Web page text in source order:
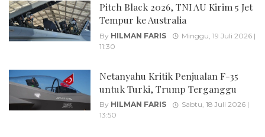
Pitch Black 2026, TNI AU Kirim 5 Jet
Tempur ke Australia
By HILMAN FARIS
Minggu, 19 Juli 2026 |
11:30
Netanyahu Kritik Penjualan F-35
untuk Turki, Trump Terganggu
By HILMAN FARIS
Sabtu, 18 Juli 2026 |
13:50